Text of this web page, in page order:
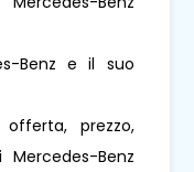
Benz e il suo
prezzo,
Benz